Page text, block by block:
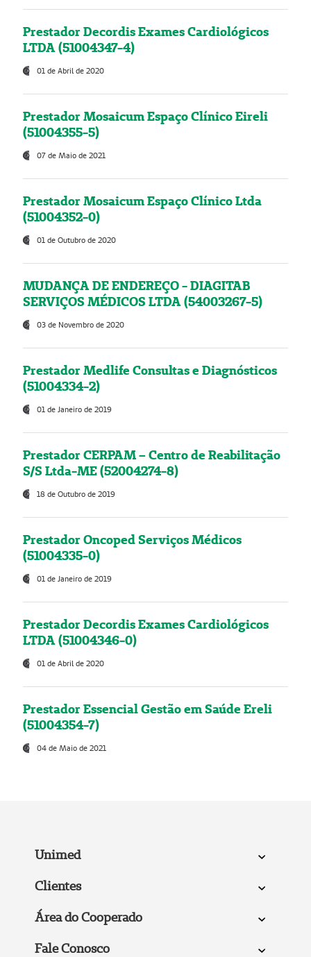
Prestador Decordis Exames Cardiológicos
LTDA (51004347-4)
01 de Abril de 2020
Prestador Mosaicum Espaço Clínico Eireli
(51004355-5)
07 de Maio de 2021
Prestador Mosaicum Espaço Clínico Ltda
(51004352-0)
01 de Outubro de 2020
MUDANÇA DE ENDEREÇO - DIAGITAB
SERVIÇOS MÉDICOS LTDA (54003267-5)
03 de Novembro de 2020
Prestador Medlife Consultas e Diagnósticos
(51004334-2)
01 de Janeiro de 2019
Prestador CERPAM – Centro de Reabilitação
S/S Ltda-ME (52004274-8)
18 de Outubro de 2019
Prestador Oncoped Serviços Médicos
(51004335-0)
01 de Janeiro de 2019
Prestador Decordis Exames Cardiológicos
LTDA (51004346-0)
01 de Abril de 2020
Prestador Essencial Gestão em Saúde Ereli
(51004354-7)
04 de Maio de 2021
Unimed
Clientes
Área do Cooperado
Fale Conosco